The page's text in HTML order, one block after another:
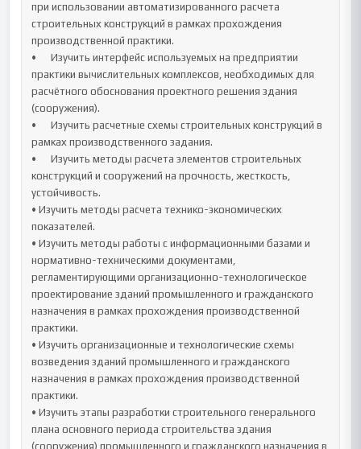
при использовании автоматизированного расчета
строительных конструкций в рамках прохождения
производственной практики.
•	Изучить интерфейс используемых на предприятии
практики вычислительных комплексов, необходимых для
расчётного обоснования проектного решения здания
(сооружения).
•	Изучить расчетные схемы строительных конструкций в
рамках производственного задания.
•	Изучить методы расчета элементов строительных
конструкций и сооружений на прочность, жесткость,
устойчивость.
• Изучить методы расчета технико-экономических
показателей.
• Изучить методы работы с информационными базами и
нормативно-техническими документами,
регламентирующими организационно-технологическое
проектирование зданий промышленного и гражданского
назначения в рамках прохождения производственной
практики.
• Изучить организационные и технологические схемы
возведения зданий промышленного и гражданского
назначения в рамках прохождения производственной
практики.
• Изучить этапы разработки строительного генерального
плана основного периода строительства здания
(сооружения) промышленного и гражданского назначения в